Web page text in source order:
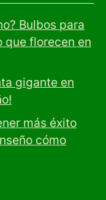
Bulbos para
que florecen en
gigante en
más éxito
cómo